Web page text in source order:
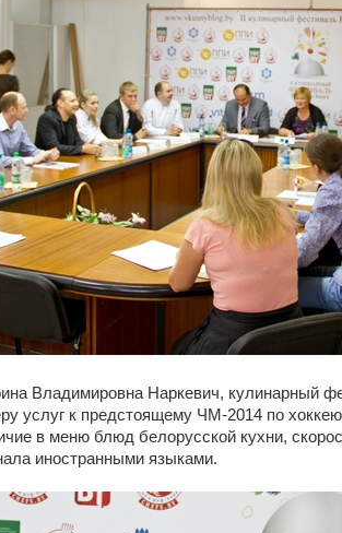
Владимировна Наркевич, кулинарный
услуг к предстоящему ЧМ-2014 по
в меню блюд белорусской кухни,
иностранными языками.